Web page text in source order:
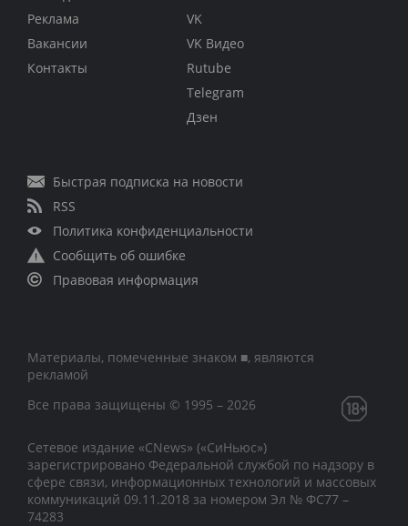
Реклама
Вакансии
Контакты
VK
VK Видео
Rutube
Telegram
Дзен
Быстрая подписка на новости
RSS
Политика конфиденциальности
Сообщить об ошибке
Правовая информация
Материалы, помеченные знаком ■, являются
рекламой
Все права защищены © 1995 – 2026
Сетевое издание «CNews» («СиНьюс»)
зарегистрировано Федеральной службой по надзору в
сфере связи, информационных технологий и массовых
коммуникаций 09.11.2018 за номером Эл № ФС77 –
74283